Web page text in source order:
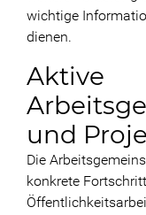
wichtige
dienen.
Aktive
und
Die
konkrete